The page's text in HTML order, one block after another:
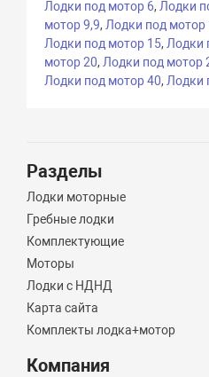
Лодки под мотор 6, Лодки
мотор 9,9, Лодки под мотор
Лодки под мотор 15, Лодки
мотор 20, Лодки под мотор
Лодки под мотор 40, Лодки
Разделы
Лодки моторные
Гребные лодки
Комплектующие
Моторы
Лодки с НДНД
Карта сайта
Комплекты лодка+мотор
Компания